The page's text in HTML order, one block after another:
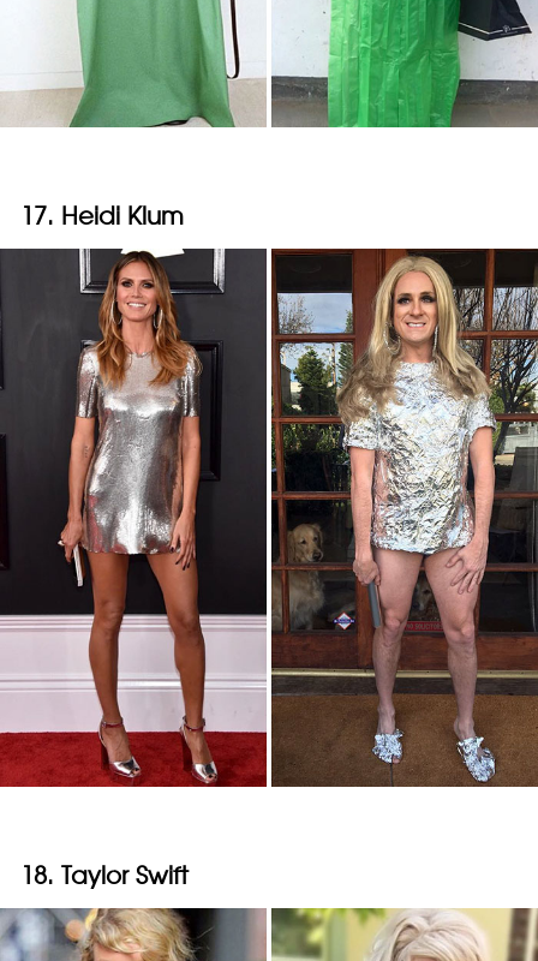
17. Heidi Klum
18. Taylor Swift